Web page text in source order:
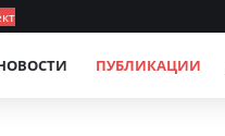
ПУБЛИКАЦИИ